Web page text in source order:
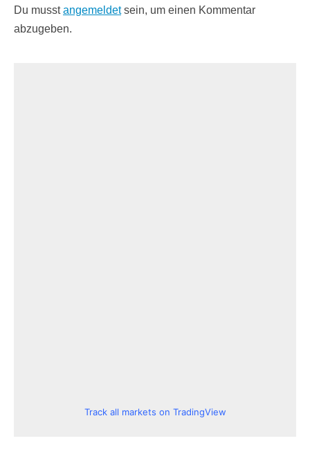
Du musstangemeldetsein, um einen Kommentar
abzugeben.
Track all markets on TradingView